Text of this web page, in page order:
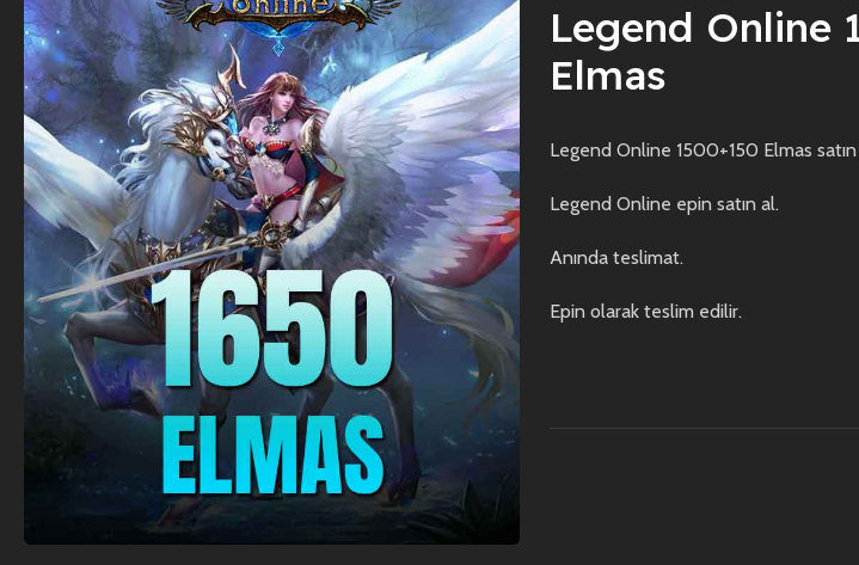
Legend Online
Elmas
Legend Online 1500+150 Elmas
Legend Online epin satın al.
Anında teslimat.
Epin olarak teslim edilir.